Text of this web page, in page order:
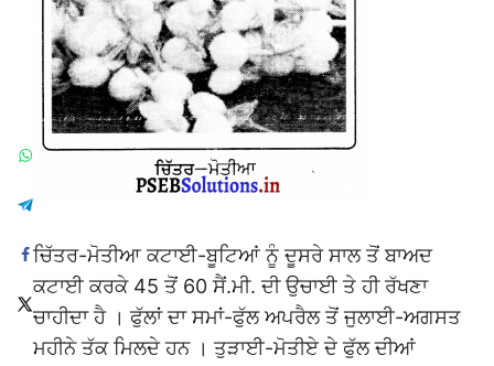
ਚਿੱਤਰ-ਮੋਤੀਆ ਕਟਾਈ-ਬੂਟਿਆਂ ਨੂੰ ਦੂਸਰੇ ਸਾਲ ਤੋਂ ਬਾਅਦ
ਕਟਾਈ ਕਰਕੇ 45 ਤੋਂ 60 ਸੈਂ.ਮੀ. ਦੀ ਉਚਾਈ ਤੇ ਹੀ ਰੱਖਣਾ
ਚਾਹੀਦਾ ਹੈ । ਫੁੱਲਾਂ ਦਾ ਸਮਾਂ-ਫੁੱਲ ਅਪਰੈਲ ਤੋਂ ਜੁਲਾਈ-ਅਗਸਤ
ਮਹੀਨੇ ਤੱਕ ਮਿਲਦੇ ਹਨ । ਤੁੜਾਈ-ਮੋਤੀਏ ਦੇ ਫੁੱਲ ਦੀਆਂ